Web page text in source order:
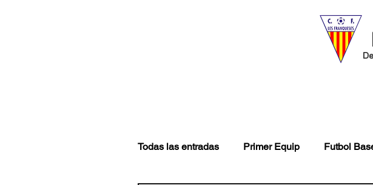
Todas las entradas Primer Equip Futbol